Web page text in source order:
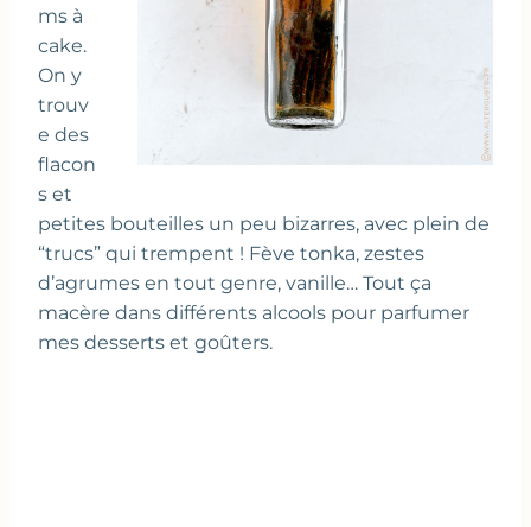
ms à
cake.
On y
trouv
e des
flacon
s et
petites bouteilles un peu bizarres, avec plein de
“trucs” qui trempent ! Fève tonka, zestes
d’agrumes en tout genre, vanille… Tout ça
macère dans différents alcools pour parfumer
mes desserts et goûters.